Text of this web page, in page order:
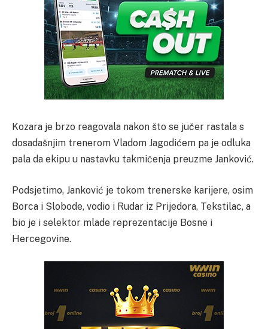
Kozara je brzo reagovala nakon što se jučer rastala s
dosadašnjim trenerom Vladom Jagodićem pa je odluka
pala da ekipu u nastavku takmičenja preuzme Janković.
Podsjetimo, Janković je tokom trenerske karijere, osim
Borca i Slobode, vodio i Rudar iz Prijedora, Tekstilac, a
bio je i selektor mlade reprezentacije Bosne i
Hercegovine.